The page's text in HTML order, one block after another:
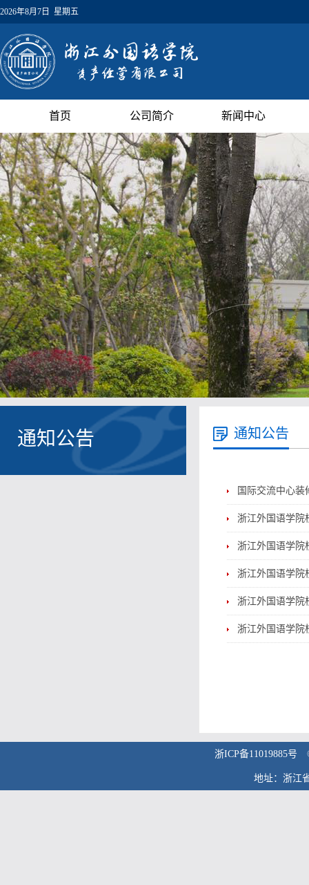
2026年8月7日 星期五
首页 公司简介 新闻中心
通知公告 通知公告
国际交流中心
浙江外国语学院
浙江外国语学院
浙江外国语学院
浙江外国语学院
浙江外国语学院
浙ICP备11019885号
地址：浙江